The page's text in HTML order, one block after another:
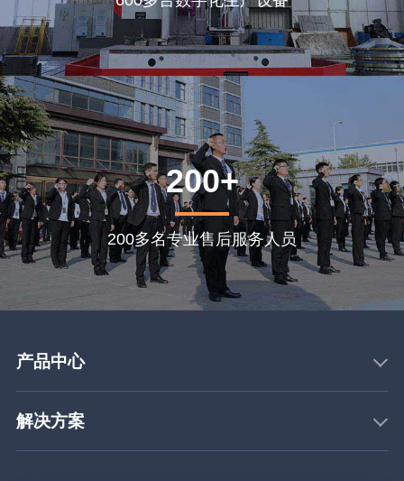
200+
200多名专业售后服务人员
产品中心
解决方案